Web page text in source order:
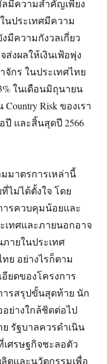
มีความสำคัญเพียง
นประเทศมีความ
มีความกังวลเกี่ยว
งผลให้เงินเฟ้อพุ่ง
กร ในประเทศไทย
ในเดือนมิถุนายน
Risk ของเรา
ปี และสิ้นสุดปี 2566
มาตรการเหล่านี้
ไม่ได้ตั้งใจ โดย
ารควบคุมน้อยและ
ทศและภายนอกอาจ
ายในประเทศ
ย อย่างไรก็ตาม
ยดของโครงการ
ารสรุปขั้นสุดท้าย นัก
ย่างใกล้ชิดต่อไป
รัฐบาลควรดำเนิน
ศรษฐกิจชะลอตัว
ตและนวัตกรรมเพื่อ